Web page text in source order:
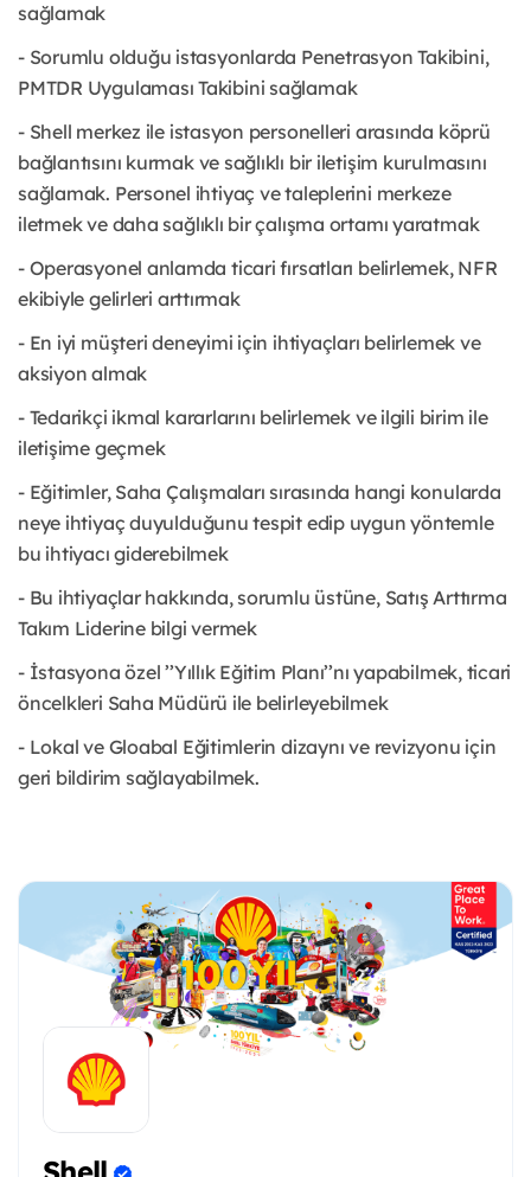
sağlamak
- Sorumlu olduğu istasyonlarda Penetrasyon Takibini,
PMTDR Uygulaması Takibini sağlamak
- Shell merkez ile istasyon personelleri arasında köprü
bağlantısını kurmak ve sağlıklı bir iletişim kurulmasını
sağlamak. Personel ihtiyaç ve taleplerini merkeze
iletmek ve daha sağlıklı bir çalışma ortamı yaratmak
- Operasyonel anlamda ticari fırsatları belirlemek, NFR
ekibiyle gelirleri arttırmak
- En iyi müşteri deneyimi için ihtiyaçları belirlemek ve
aksiyon almak
- Tedarikçi ikmal kararlarını belirlemek ve ilgili birim ile
iletişime geçmek
- Eğitimler, Saha Çalışmaları sırasında hangi konularda
neye ihtiyaç duyulduğunu tespit edip uygun yöntemle
bu ihtiyacı giderebilmek
- Bu ihtiyaçlar hakkında, sorumlu üstüne, Satış Arttırma
Takım Liderine bilgi vermek
- İstasyona özel ’’Yıllık Eğitim Planı’’nı yapabilmek, ticari
öncelkleri Saha Müdürü ile belirleyebilmek
- Lokal ve Gloabal Eğitimlerin dizaynı ve revizyonu için
geri bildirim sağlayabilmek.